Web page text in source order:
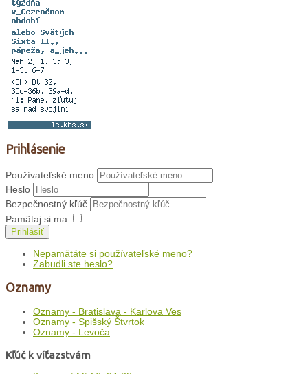
Prihlásenie
Používateľské meno
Heslo
Bezpečnostný kľúč
Pamätaj si ma
Prihlásiť
Nepamätáte si používateľské meno?
Zabudli ste heslo?
Oznamy
Oznamy - Bratislava - Karlova Ves
Oznamy - Spišský Štvrtok
Oznamy - Levoča
Kľúč k víťazstvám